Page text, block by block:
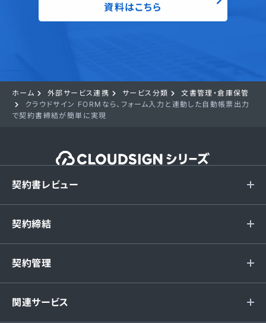
資料はこちら
ホーム 外部サービス連携 サービス分類
文書管理・倉庫保管
クラウドサイン FORMなら、フォーム入力と連動した自動帳票出力
で契約書締結が簡単に実現
契約書レビュー
契約締結
契約管理
関連サービス